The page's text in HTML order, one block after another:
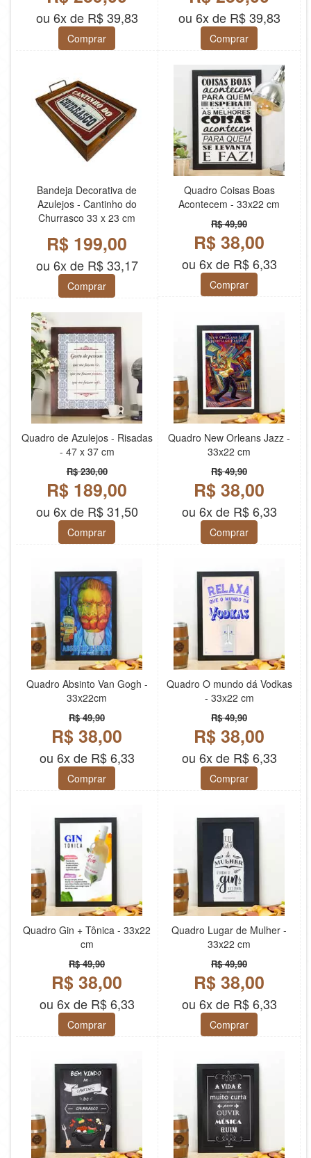
ou 6x de R$ 39,83
Comprar
ou 6x de R$ 39,83
Comprar
Bandeja Decorativa de
Azulejos - Cantinho do
Churrasco 33 x 23 cm
R$ 199,00
ou 6x de R$ 33,17
Comprar
Quadro Coisas Boas
Acontecem - 33x22 cm
R$ 49,90
R$ 38,00
ou 6x de R$ 6,33
Comprar
Quadro de Azulejos - Risadas
- 47 x 37 cm
R$ 230,00
R$ 189,00
ou 6x de R$ 31,50
Comprar
Quadro New Orleans Jazz -
33x22 cm
R$ 49,90
R$ 38,00
ou 6x de R$ 6,33
Comprar
Quadro Absinto Van Gogh -
33x22cm
R$ 49,90
R$ 38,00
ou 6x de R$ 6,33
Comprar
Quadro O mundo dá Vodkas
- 33x22 cm
R$ 49,90
R$ 38,00
ou 6x de R$ 6,33
Comprar
Quadro Gin + Tônica - 33x22
cm
R$ 49,90
R$ 38,00
ou 6x de R$ 6,33
Comprar
Quadro Lugar de Mulher -
33x22 cm
R$ 49,90
R$ 38,00
ou 6x de R$ 6,33
Comprar